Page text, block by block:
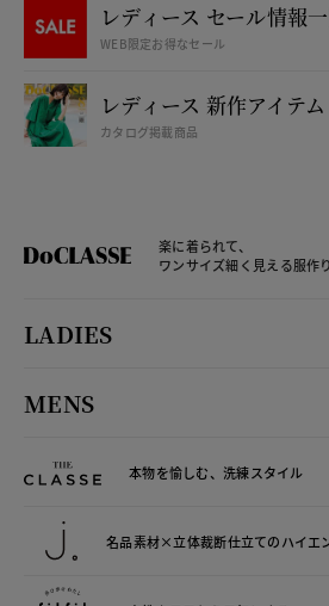
レディース セール情報
WEB限定お得なセール
レディース 新作アイテム
カタログ掲載商品
楽に着られて、
ワンサイズ細く見える服作り
LADIES
MENS
本物を愉しむ、洗練スタイル
名品素材×立体裁断仕立てのハイエ